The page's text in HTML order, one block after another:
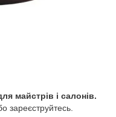
майстрів і салонів.
зареєструйтесь.